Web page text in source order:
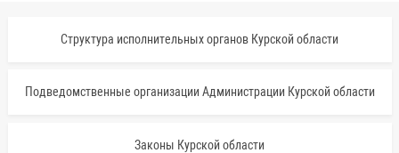
Структура исполнительных органов Курской области
Подведомственные организации Администрации Курской области
Законы Курской области